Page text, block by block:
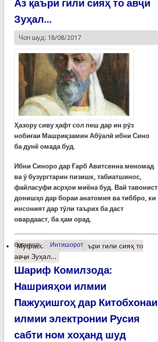
Аз қаъри гили сияҳ то авҷи
Зуҳал...
Чоп шуд: 18/08/2017
Ҳазору сиву ҳафт сол пеш дар ин рӯз
нобиғаи Машриқзамин Абӯалӣ ибни Сино
ба дунё омада буд.
Ибни Синоро дар Ғарб Авитсенна меномад
ва ӯ бузургтарин пизишк, табиатшинос,
файласуфи асрҳои миёна буд. Вай тавонист
донишҳо дар бораи анатомия ва тиббро, ки
инсоният дар тӯли таърих ба даст
овардааст, ба ҳам орад.
барчасп: Интишорот
Муфассалтаро Аз қаъри гили сияҳ то
авҷи Зуҳал...
Шариф Комилзода:
Нашрияҳои илмии
Пажуҳишгоҳ дар Китобхонаи
илмии электронии Русия
сабти ном хоҳанд шуд